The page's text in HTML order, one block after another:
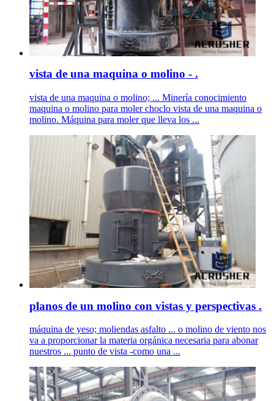
vista de una maquina o molino - .
vista de una maquina o molino; ... Minería conocimiento
maquina o molino para moler choclo vista de una maquina o
molino. Máquina para moler que lleva los ...
planos de un molino con vistas y perspectivas .
máquina de yeso; moliendas asfalto ... o molino de viento nos
va a proporcionar la materia orgánica necesaria para abonar
nuestros ... punto de vista -como una ...